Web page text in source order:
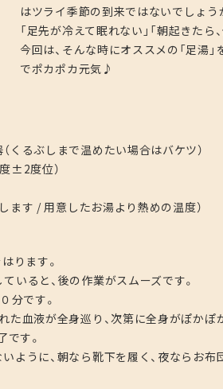
はツライ季節の到来ではないでしょう
「足先が冷えて眠れない」「朝起きたら
今回は、そんな時にオススメの「足湯
でポカポカ元気♪
るぶしまで温めたい場合はバケツ）
±2度位）
ます / 用意したお湯より熱めの温度）
ります。
ると、後の作業がスムーズです。
分です。
血液が全身巡り、次第に全身がぽかぽ
す。
うに、朝なら靴下を履く、夜ならお布